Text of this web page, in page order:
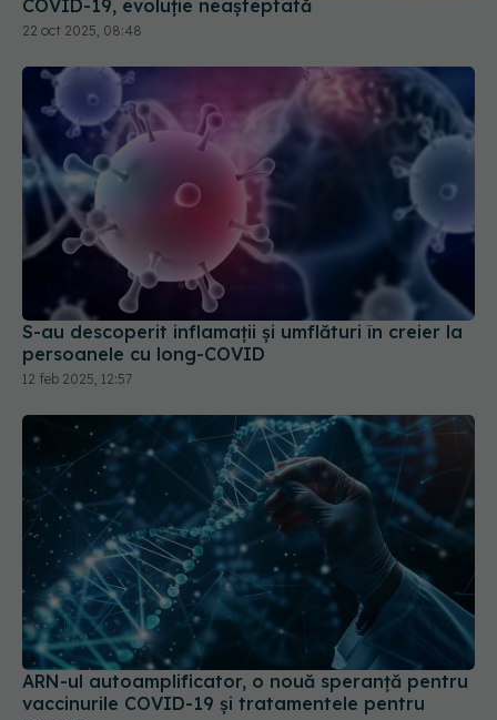
S-au descoperit inflamaţii și umflături în creier la
persoanele cu long-COVID
12 feb 2025, 12:57
ARN-ul autoamplificator, o nouă speranță pentru
vaccinurile COVID-19 și tratamentele pentru
cancer
13 sep 2024, 23:47